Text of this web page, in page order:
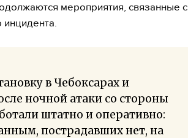
мероприятия, связанные с
в Чебоксарах и
ночной атаки со стороны
штатно и оперативно:
пострадавших нет, на